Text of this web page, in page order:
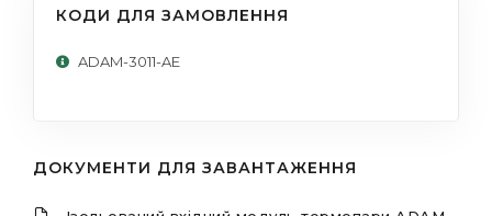
КОДИ ДЛЯ ЗАМОВЛЕННЯ
ADAM-3011-AE
ДОКУМЕНТИ ДЛЯ ЗАВАНТАЖЕННЯ